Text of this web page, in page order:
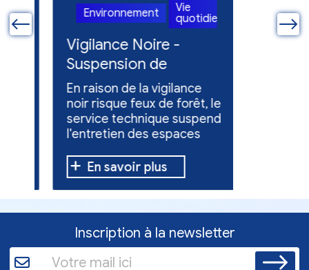
Environnement
Vie
quotidienne
Vigilance Noire -
Suspension de
l'entretien des
espaces verts
En raison de la vigilance
noir risque feux de forêt, le
service technique suspend
l'entretien des espaces
En savoir plus
Feux
Inscription à la newsletter